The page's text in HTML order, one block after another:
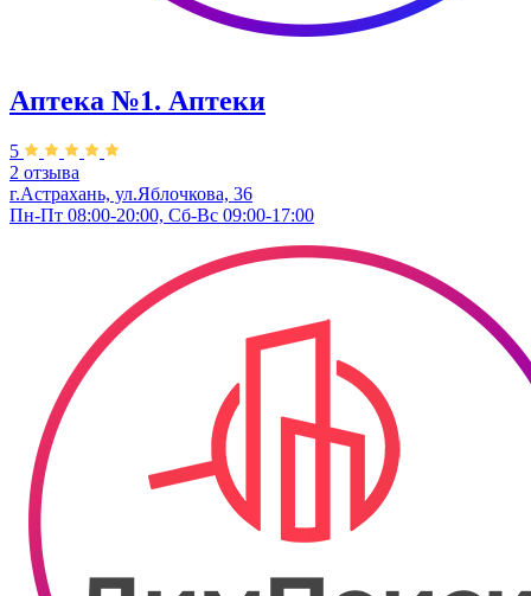
Аптека №1. Аптеки
5
2 отзыва
г.Астрахань, ул.Яблочкова, 36
Пн-Пт 08:00-20:00, Сб-Вс 09:00-17:00